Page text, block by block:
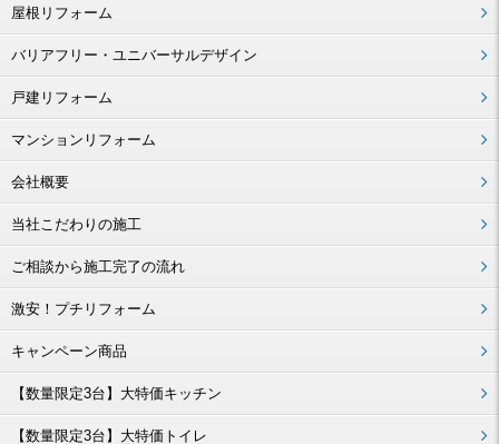
屋根リフォーム
バリアフリー・ユニバーサルデザイン
戸建リフォーム
マンションリフォーム
会社概要
当社こだわりの施工
ご相談から施工完了の流れ
激安！プチリフォーム
キャンペーン商品
【数量限定3台】大特価キッチン
【数量限定3台】大特価トイレ